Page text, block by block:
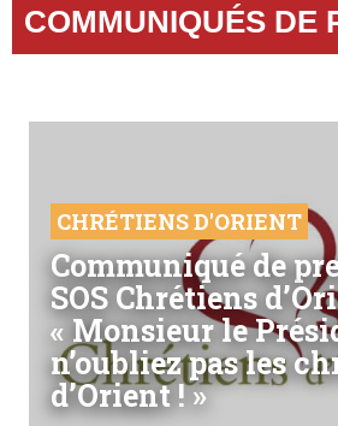
COMMUNIQUÉS DE
CHRÉTIENS D'ORIENT
Communiqué de
SOS Chrétiens
« Monsieur le
n’oubliez pas les
d’Orient ! »